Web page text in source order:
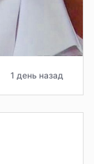
1 день назад